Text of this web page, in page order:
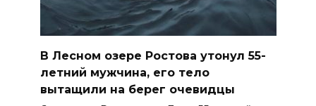
В Лесном озере Ростова утонул 55-
летний мужчина, его тело
вытащили на берег очевидцы